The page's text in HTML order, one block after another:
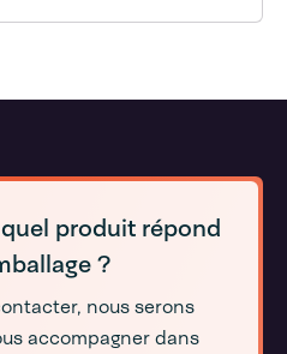
produit répond
?
nous serons
accompagner dans